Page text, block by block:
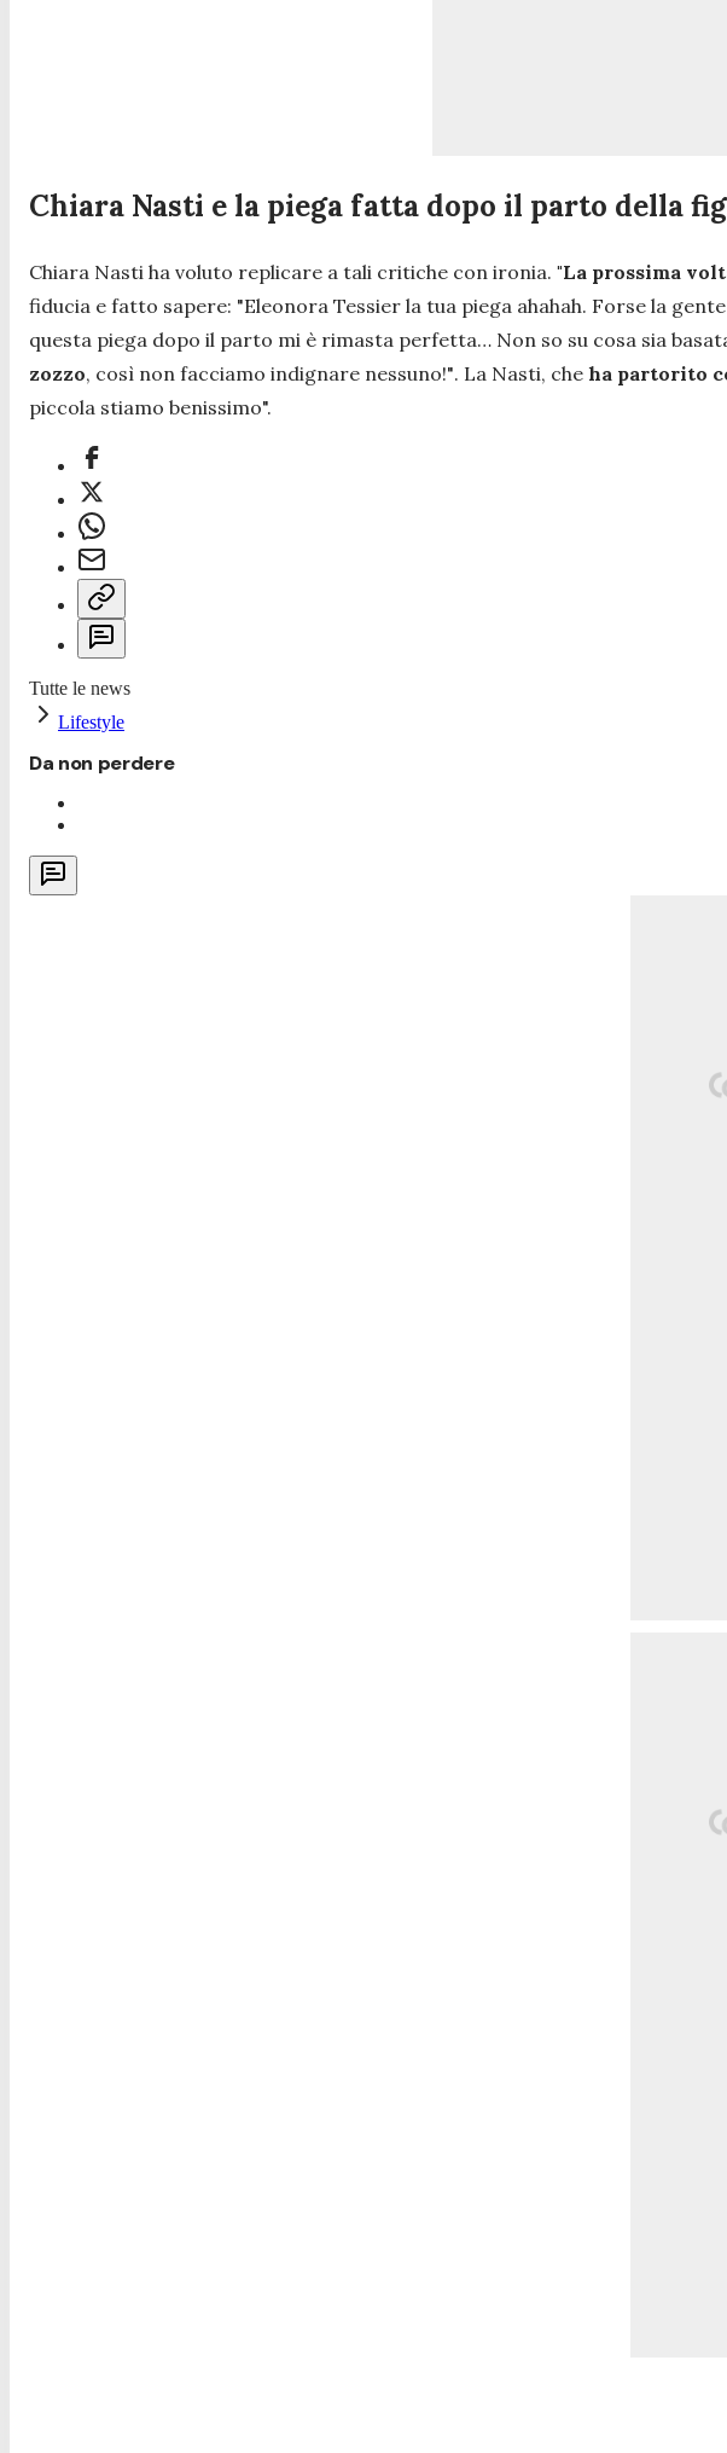
Chiara Nasti e la piega fatta dopo il parto della
Chiara Nasti ha voluto replicare a tali critiche con ironia. "La prossima
fiducia e fatto sapere: "Eleonora Tessier la tua piega ahahah. Forse la
questa piega dopo il parto mi è rimasta perfetta… Non so su cosa sia
zozzo, così non facciamo indignare nessuno!". La Nasti, che ha partorito
piccola stiamo benissimo".
Tutte le news
Lifestyle
Da non perdere